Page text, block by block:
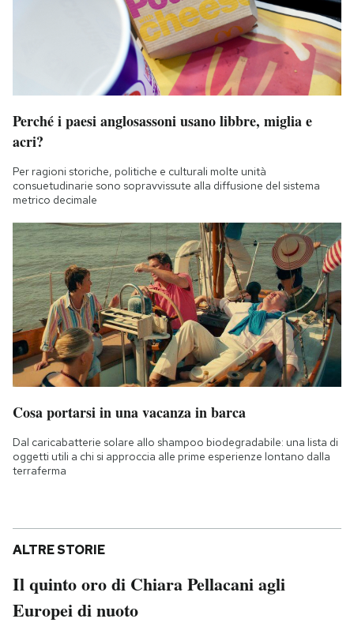
Perché i paesi anglosassoni usano libbre, miglia e
acri?
Per ragioni storiche, politiche e culturali molte unità
consuetudinarie sono sopravvissute alla diffusione del sistema
metrico decimale
Cosa portarsi in una vacanza in barca
Dal caricabatterie solare allo shampoo biodegradabile: una lista di
oggetti utili a chi si approccia alle prime esperienze lontano dalla
terraferma
ALTRE STORIE
Il quinto oro di Chiara Pellacani agli
Europei di nuoto